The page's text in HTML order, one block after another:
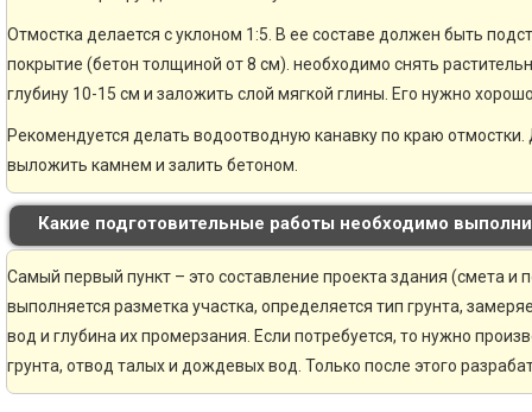
Отмостка делается с уклоном 1:5. В ее составе должен быть
покрытие (бетон толщиной от 8 см). необходимо снять
глубину 10-15 см и заложить слой мягкой глины. Его нужно
Рекомендуется делать водоотводную канавку по краю
выложить камнем и залить бетоном.
Какие подготовительные работы необходимо
Самый первый пункт – это составление проекта здания (смета и
выполняется разметка участка, определяется тип грунта,
вод и глубина их промерзания. Если потребуется, то нужно
грунта, отвод талых и дождевых вод. Только после этого